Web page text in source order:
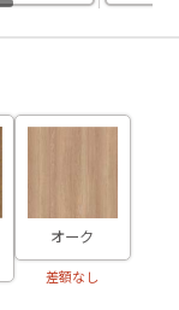
オーク
差額なし